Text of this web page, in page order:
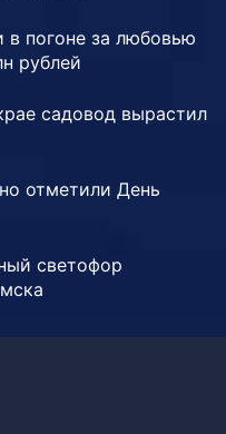
погоне за любовью
рублей
садовод вырастил
отметили День
светофор